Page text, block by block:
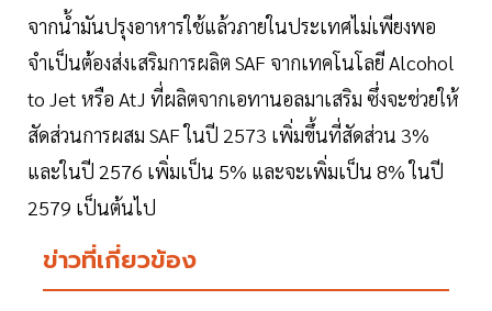
จากนํ้ามันปรุงอาหารใช้แล้วภายในประเทศไม่เพียงพอ
จำเป็นต้องส่งเสริมการผลิต SAF จากเทคโนโลยี Alcohol
to Jet หรือ AtJ ที่ผลิตจากเอทานอลมาเสริม ซึ่งจะช่วยให้
สัดส่วนการผสม SAF ในปี 2573 เพิ่มขึ้นที่สัดส่วน 3%
และในปี 2576 เพิ่มเป็น 5% และจะเพิ่มเป็น 8% ในปี
2579 เป็นต้นไป
ข่าวที่เกี่ยวข้อง